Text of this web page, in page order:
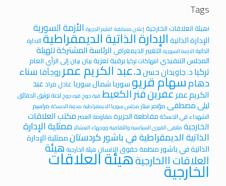
Tags
iهيئة العلاقات الخارجية إعلان مسابقة اقليم الجزيرة الأزمة السورية
الإدارة الذاتيةالإدارة الذاتية الديمقراطيةالادارة
الذاتية الازمة السوريةالتغيير الديمغرافي الرئاسة المشتركة للهيئة
المجلس التنفيذيانتهاكات تركيا برقية تعزيةبيان بيان إلى الرأي العام
تركياد. جاويدان حسند.عبد الكريم عمرروجآفاسناء
دهامسهام قريوسورياشمال سورياعادل مرادعبد
الكريم عمرعفرينفنر الكعيط قرة جوخ قره جوخ لجنة توثيق الحقائق
ليلى مصطفىمؤتمر ستار مجلس سوريا الديمقراطية مدينة الحسكة مراسيم
الشهداء في الحسكةمقاطعة الجزيرةمقاومة العصرمكتب العلاقات
الخارجية ملتقى القوى السياسية والثقافية ووجهاء العشائر ممثلية الإدارة
الذاتية الديمقراطية في باشور كردستانممثلية الإدارة
الذاتية في باشور منظمة حقوق الانسان هيئة الخارجية هيئة
العلاقات االخارجيةهيئة العلاقات الخارجية